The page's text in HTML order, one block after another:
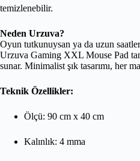
temizlenebilir.
Neden Urzuva?
Oyun tutkunuysan ya da uzun
Urzuva Gaming XXL Mouse Pad
sunar. Minimalist şık tasarımı, her
Teknik Özellikler:
Ölçü: 90 cm x 40 cm
Kalınlık: 4 mma